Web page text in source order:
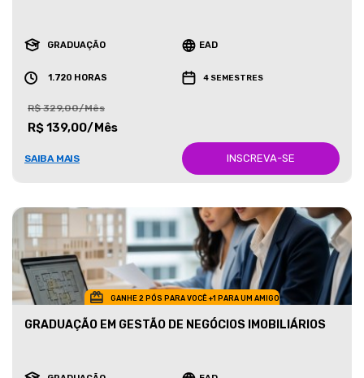
GRADUAÇÃO EAD
1.720 HORAS 4 SEMESTRES
R$ 329,00/Mês
R$ 139,00/Mês
SAIBA MAIS INSCREVA-SE
GANHE 2 PÓS PARA VOCÊ +1 PARA UM AMIGO
GRADUAÇÃO EM GESTÃO DE NEGÓCIOS IMOBILIÁRIOS